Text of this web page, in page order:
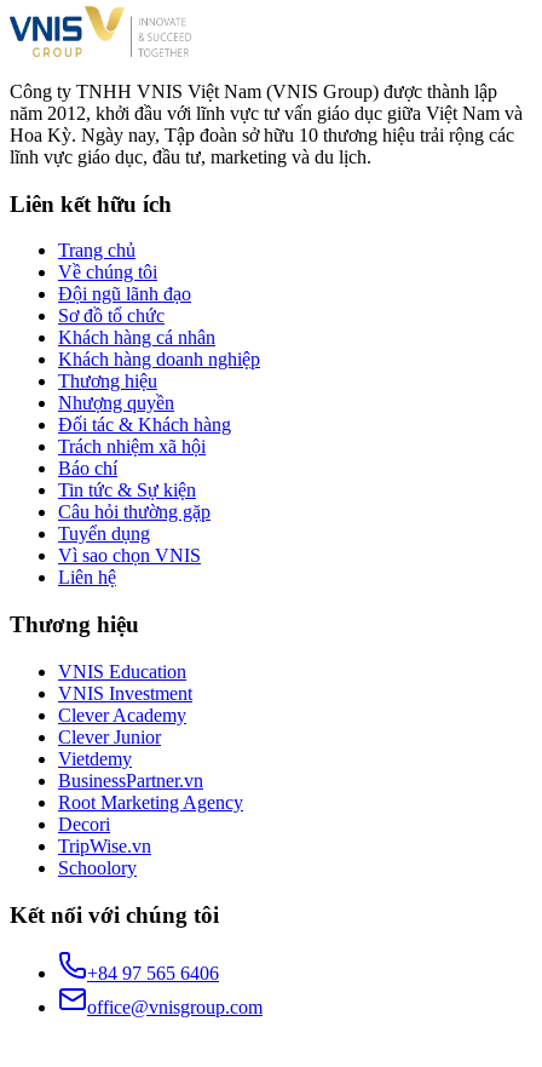
Công ty TNHH VNIS Việt Nam (VNIS Group) được thành lập
năm 2012, khởi đầu với lĩnh vực tư vấn giáo dục giữa Việt Nam và
Hoa Kỳ. Ngày nay, Tập đoàn sở hữu 10 thương hiệu trải rộng các
lĩnh vực giáo dục, đầu tư, marketing và du lịch.
Liên kết hữu ích
Trang chủ
Về chúng tôi
Đội ngũ lãnh đạo
Sơ đồ tổ chức
Khách hàng cá nhân
Khách hàng doanh nghiệp
Thương hiệu
Nhượng quyền
Đối tác & Khách hàng
Trách nhiệm xã hội
Báo chí
Tin tức & Sự kiện
Câu hỏi thường gặp
Tuyển dụng
Vì sao chọn VNIS
Liên hệ
Thương hiệu
VNIS Education
VNIS Investment
Clever Academy
Clever Junior
Vietdemy
BusinessPartner.vn
Root Marketing Agency
Decori
TripWise.vn
Schoolory
Kết nối với chúng tôi
+84 97 565 6406
office@vnisgroup.com